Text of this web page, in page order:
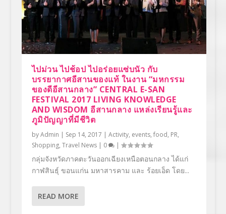
ไปม่วน ไปช้อป ไปอร่อยแซ่บนัว กับ
บรรยากาศอีสานของแท้ ในงาน “มหกรรม
ของดีอีสานกลาง” CENTRAL E-SAN
FESTIVAL 2017 LIVING KNOWLEDGE
AND WISDOM อีสานกลาง แหล่งเรียนรู้และ
ภูมิปัญญาที่มีชีวิต
byAdmin | Sep 14, 2017 | Activity, events, food, PR,
Shopping, Travel News| 0 |
กลุ่มจังหวัดภาคตะวันออกเฉียงเหนือตอนกลาง ได้แก่
กาฬสินธุ์ ขอนแก่น มหาสารคาม และ ร้อยเอ็ด โดย...
READ MORE